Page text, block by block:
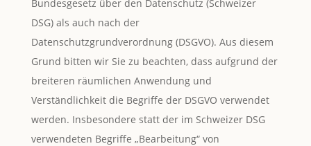
Bundesgesetz über den Datenschutz (Schweizer
DSG) als auch nach der
Datenschutzgrundverordnung (DSGVO). Aus diesem
Grund bitten wir Sie zu beachten, dass aufgrund der
breiteren räumlichen Anwendung und
Verständlichkeit die Begriffe der DSGVO verwendet
werden. Insbesondere statt der im Schweizer DSG
verwendeten Begriffe „Bearbeitung“ von